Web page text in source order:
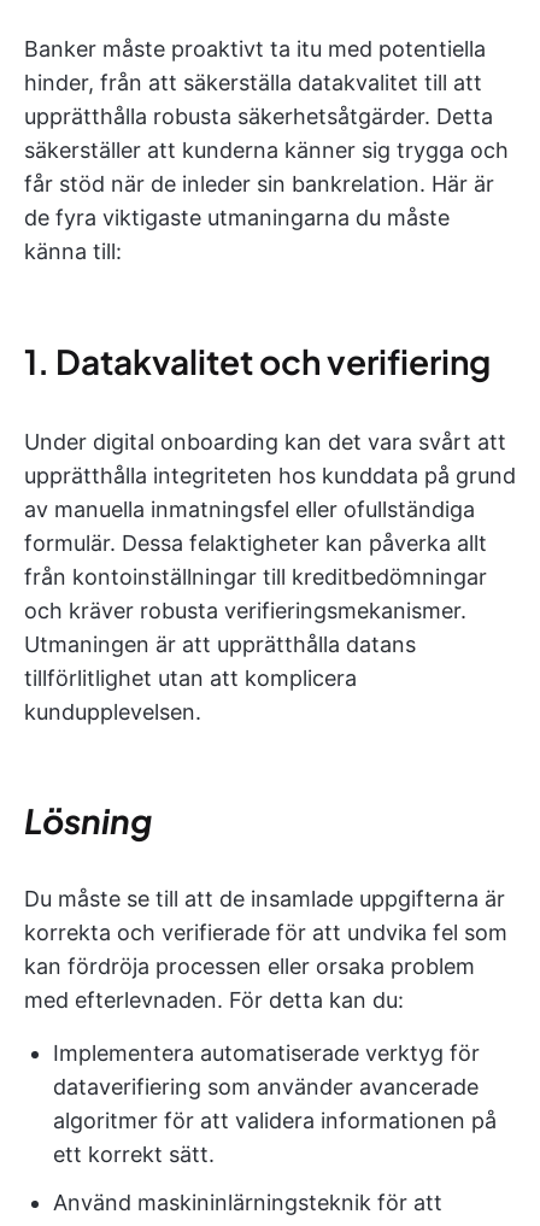
Banker måste proaktivt ta itu med potentiella
hinder, från att säkerställa datakvalitet till att
upprätthålla robusta säkerhetsåtgärder. Detta
säkerställer att kunderna känner sig trygga och
får stöd när de inleder sin bankrelation. Här är
de fyra viktigaste utmaningarna du måste
känna till:
1. Datakvalitet och verifiering
Under digital onboarding kan det vara svårt att
upprätthålla integriteten hos kunddata på grund
av manuella inmatningsfel eller ofullständiga
formulär. Dessa felaktigheter kan påverka allt
från kontoinställningar till kreditbedömningar
och kräver robusta verifieringsmekanismer.
Utmaningen är att upprätthålla datans
tillförlitlighet utan att komplicera
kundupplevelsen.
Lösning
Du måste se till att de insamlade uppgifterna är
korrekta och verifierade för att undvika fel som
kan fördröja processen eller orsaka problem
med efterlevnaden. För detta kan du:
Implementera automatiserade verktyg för
dataverifiering som använder avancerade
algoritmer för att validera informationen på
ett korrekt sätt.
Använd maskininlärningsteknik för att